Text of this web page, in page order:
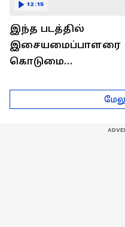
இந்த படத்தில்
இசையமைப்பாளரை
கொடுமை
...மேடையில்
கலகலப்பாக
12:15